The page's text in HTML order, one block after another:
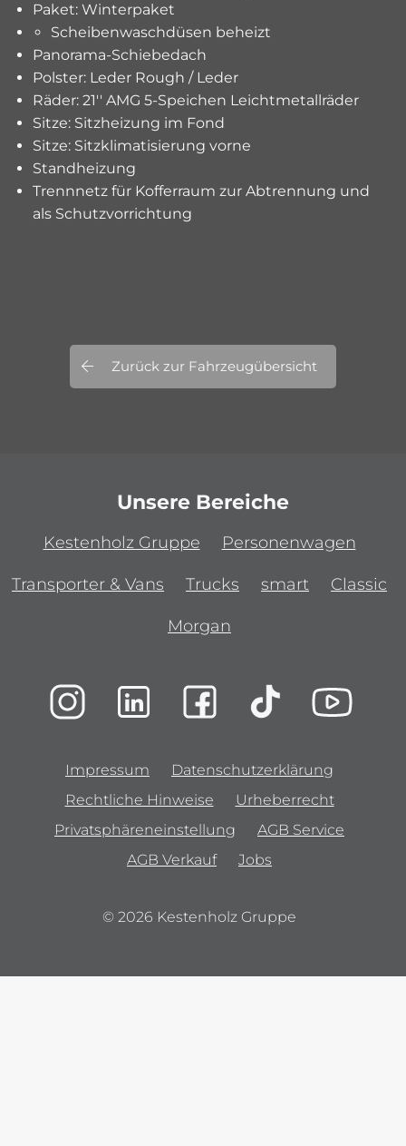
Paket: Winterpaket
Scheibenwaschdüsen beheizt
Panorama-Schiebedach
Polster: Leder Rough / Leder
Räder: 21'' AMG 5-Speichen Leichtmetallräder
Sitze: Sitzheizung im Fond
Sitze: Sitzklimatisierung vorne
Standheizung
Trennnetz für Kofferraum zur Abtrennung und
als Schutzvorrichtung
Zurück zur Fahrzeugübersicht
Unsere Bereiche
Kestenholz Gruppe Personenwagen
Transporter & Vans Trucks smart Classic
Morgan
Impressum
Datenschutzerklärung
Rechtliche Hinweise
Urheberrecht
Privatsphäreneinstellung
AGB Service
AGB Verkauf
Jobs
© 2026 Kestenholz Gruppe